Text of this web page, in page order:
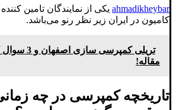
ahmadikheybar یکی از نمایندگان تامین
کامیون در ایران زیر نظر رنو می‌باشد.
تریلی کمپرسی
مقاله!
تاریخچه کمپرسی در چه